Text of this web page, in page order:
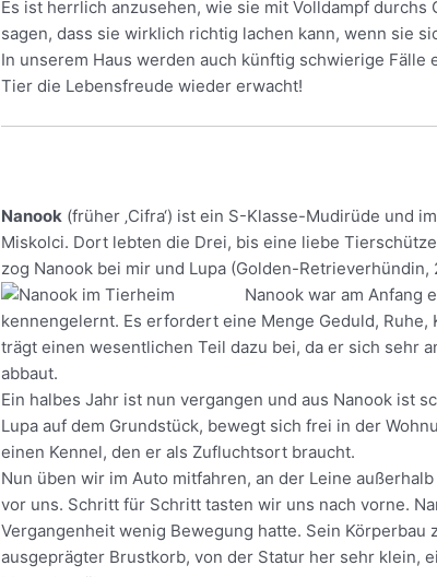
Es ist herrlich anzusehen, wie sie mit Volldampf
sagen, dass sie wirklich richtig lachen kann, wenn sie
In unserem Haus werden auch künftig schwierige
Tier die Lebensfreude wieder erwacht!
Nanook (früher ‚Cifra‘) ist ein S-Klasse-Mudirüde und
Miskolci. Dort lebten die Drei, bis eine liebe
zog Nanook bei mir und Lupa (Golden-Retrieverhündin,
Nanook war am Anfang
kennengelernt. Es erfordert eine Menge Geduld,
trägt einen wesentlichen Teil dazu bei, da er sich sehr
abbaut.
Ein halbes Jahr ist nun vergangen und aus Nanook ist
Lupa auf dem Grundstück, bewegt sich frei in der
einen Kennel, den er als Zufluchtsort braucht.
Nun üben wir im Auto mitfahren, an der Leine
vor uns. Schritt für Schritt tasten wir uns nach vorne.
Vergangenheit wenig Bewegung hatte. Sein
ausgeprägter Brustkorb, von der Statur her sehr klein,